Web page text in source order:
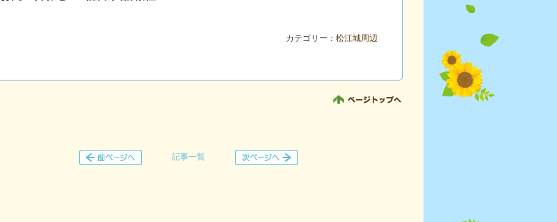
カテゴリー： 松江城周辺
記事一覧